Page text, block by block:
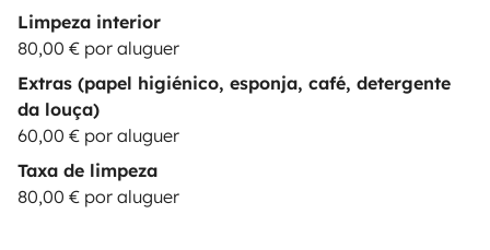
Limpeza interior
80,00 € por aluguer
Extras (papel higiénico, esponja, café, detergente
da louça)
60,00 € por aluguer
Taxa de limpeza
80,00 € por aluguer